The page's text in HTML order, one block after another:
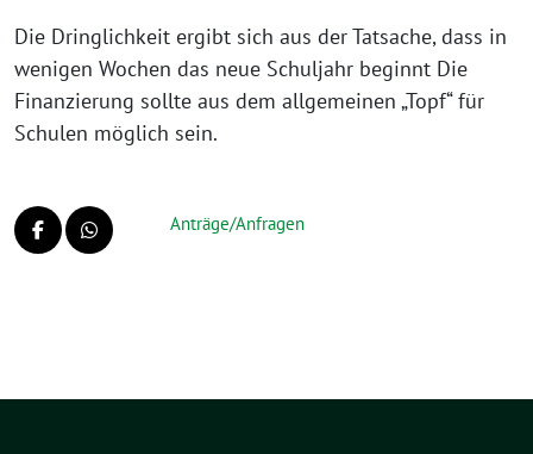
Die Dringlichkeit ergibt sich aus der Tatsache, dass in
wenigen Wochen das neue Schuljahr beginnt Die
Finanzierung sollte aus dem allgemeinen „Topf“ für
Schulen möglich sein.
Anträge/Anfragen